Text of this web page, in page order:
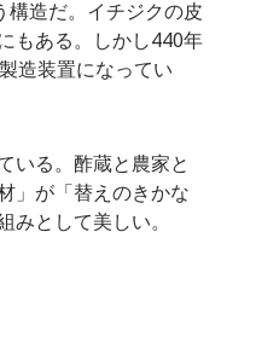
構造だ。イチジクの皮
もある。しかし440年
造装置になってい
いる。酢蔵と農家と
」が「替えのきかな
として美しい。